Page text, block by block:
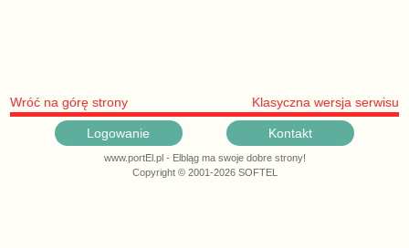
Wróć na górę strony Klasyczna wersja serwisu
Logowanie Kontakt
www.portEl.pl - Elbląg ma swoje dobre strony!
Copyright © 2001-2026 SOFTEL